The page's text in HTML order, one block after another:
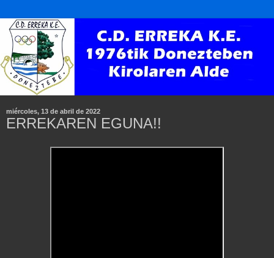
miércoles, 13 de abril de 2022
ERREKAREN EGUNA!!